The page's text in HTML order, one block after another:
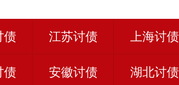
债 江苏讨债 上海讨债
债 安徽讨债 湖北讨债